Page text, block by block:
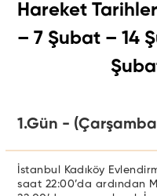
Hareket
– 7 Şubat – 14
1.Gün -
İstanbul Kadıköy
saat 22:00’da ardından